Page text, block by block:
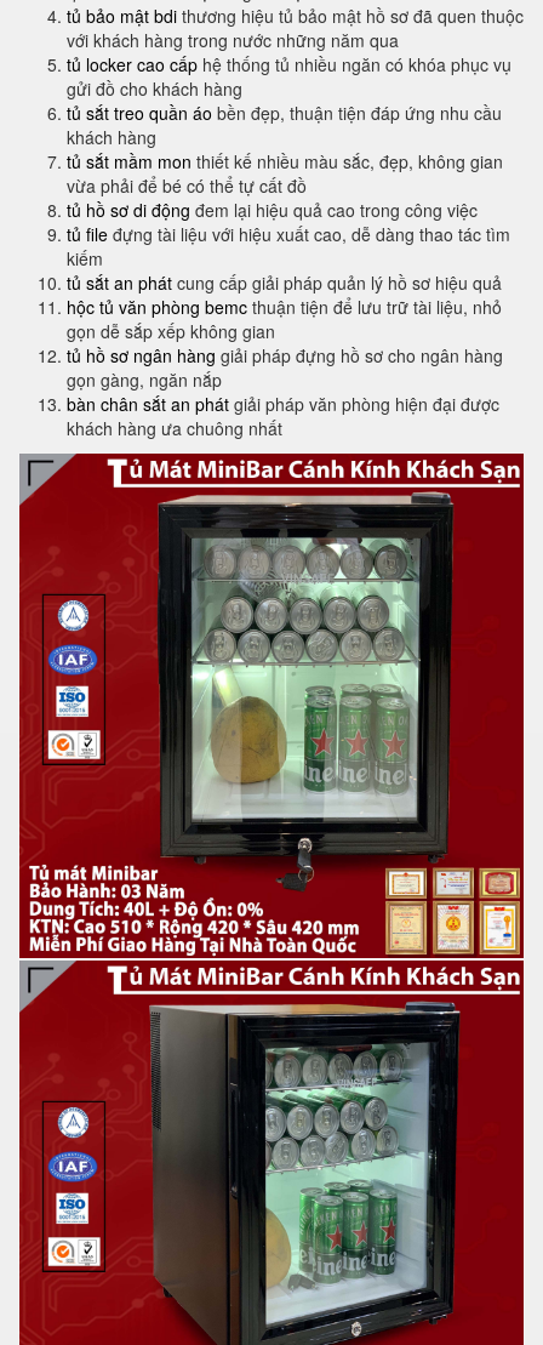
tủ bảo mật bdi thương hiệu tủ bảo mật hồ sơ đã quen thuộc
với khách hàng trong nước những năm qua
tủ locker cao cấp hệ thống tủ nhiều ngăn có khóa phục vụ
gửi đồ cho khách hàng
tủ sắt treo quần áo bền đẹp, thuận tiện đáp ứng nhu cầu
khách hàng
tủ sắt mầm mon thiết kế nhiều màu sắc, đẹp, không gian
vừa phải để bé có thể tự cất đồ
tủ hồ sơ di động đem lại hiệu quả cao trong công việc
tủ file đựng tài liệu với hiệu xuất cao, dễ dàng thao tác tìm
kiếm
tủ sắt an phát cung cấp giải pháp quản lý hồ sơ hiệu quả
hộc tủ văn phòng bemc thuận tiện để lưu trữ tài liệu, nhỏ
gọn dễ sắp xếp không gian
tủ hồ sơ ngân hàng giải pháp đựng hồ sơ cho ngân hàng
gọn gàng, ngăn nắp
bàn chân sắt an phát giải pháp văn phòng hiện đại được
khách hàng ưa chuông nhất